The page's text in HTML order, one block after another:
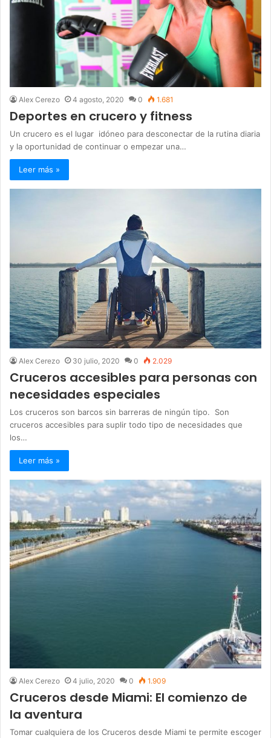
Alex Cerezo 4 agosto, 2020 0 1.681
Deportes en crucero y fitness
Un crucero es el lugar idóneo para desconectar de la rutina diaria
y la oportunidad de continuar o empezar una…
Leer más »
Alex Cerezo 30 julio, 2020 0 2.029
Cruceros accesibles para personas con
necesidades especiales
Los cruceros son barcos sin barreras de ningún tipo. Son
cruceros accesibles para suplir todo tipo de necesidades que
los…
Leer más »
Alex Cerezo 4 julio, 2020 0 1.909
Cruceros desde Miami: El comienzo de
la aventura
Tomar cualquiera de los Cruceros desde Miami te permite escoger